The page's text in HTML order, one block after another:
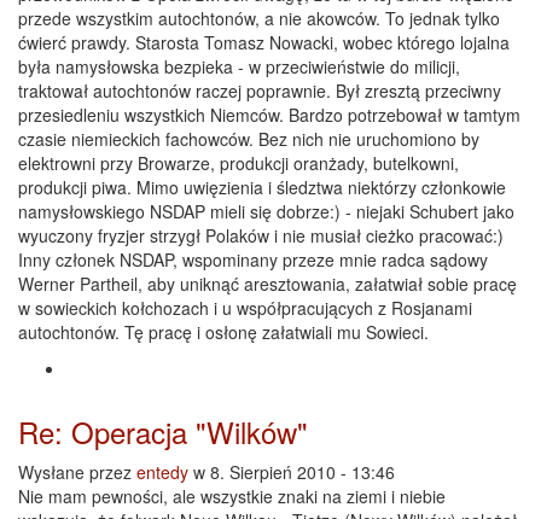
przede wszystkim autochtonów, a nie akowców. To jednak tylko
ćwierć prawdy. Starosta Tomasz Nowacki, wobec którego lojalna
była namysłowska bezpieka - w przeciwieństwie do milicji,
traktował autochtonów raczej poprawnie. Był zresztą przeciwny
przesiedleniu wszystkich Niemców. Bardzo potrzebował w tamtym
czasie niemieckich fachowców. Bez nich nie uruchomiono by
elektrowni przy Browarze, produkcji oranżady, butelkowni,
produkcji piwa. Mimo uwięzienia i śledztwa niektórzy członkowie
namysłowskiego NSDAP mieli się dobrze:) - niejaki Schubert jako
wyuczony fryzjer strzygł Polaków i nie musiał cieżko pracować:)
Inny członek NSDAP, wspominany przeze mnie radca sądowy
Werner Partheil, aby uniknąć aresztowania, załatwiał sobie pracę
w sowieckich kołchozach i u współpracujących z Rosjanami
autochtonów. Tę pracę i osłonę załatwiali mu Sowieci.
Re: Operacja "Wilków"
Wysłane przez entedy w 8. Sierpień 2010 - 13:46
Nie mam pewności, ale wszystkie znaki na ziemi i niebie